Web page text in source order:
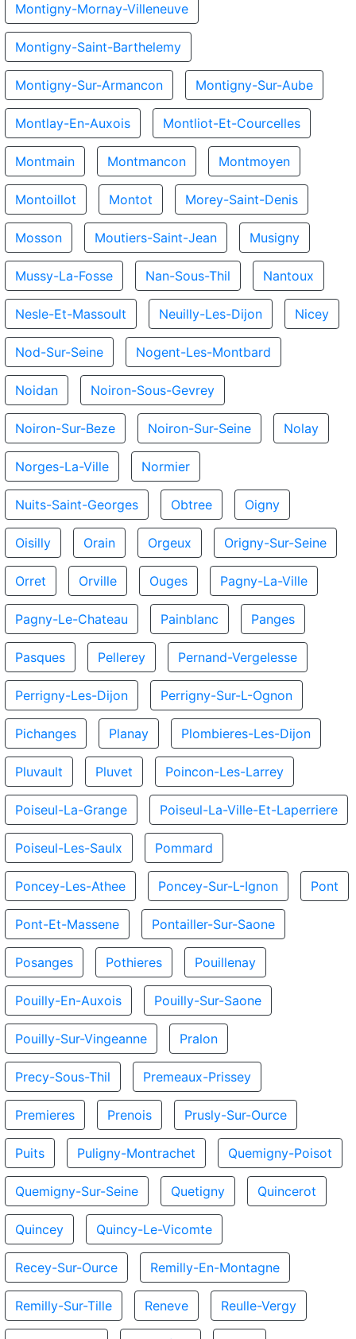
Montigny-Mornay-Villeneuve
Montigny-Saint-Barthelemy
Montigny-Sur-Armancon Montigny-Sur-Aube
Montlay-En-Auxois Montliot-Et-Courcelles
Montmain Montmancon Montmoyen
Montoillot Montot Morey-Saint-Denis
Mosson Moutiers-Saint-Jean Musigny
Mussy-La-Fosse Nan-Sous-Thil Nantoux
Nesle-Et-Massoult Neuilly-Les-Dijon Nicey
Nod-Sur-Seine Nogent-Les-Montbard
Noidan Noiron-Sous-Gevrey
Noiron-Sur-Beze Noiron-Sur-Seine Nolay
Norges-La-Ville Normier
Nuits-Saint-Georges Obtree Oigny
Oisilly Orain Orgeux Origny-Sur-Seine
Orret Orville Ouges Pagny-La-Ville
Pagny-Le-Chateau Painblanc Panges
Pasques Pellerey Pernand-Vergelesse
Perrigny-Les-Dijon Perrigny-Sur-L-Ognon
Pichanges Planay Plombieres-Les-Dijon
Pluvault Pluvet Poincon-Les-Larrey
Poiseul-La-Grange Poiseul-La-Ville-Et-Laperriere
Poiseul-Les-Saulx Pommard
Poncey-Les-Athee Poncey-Sur-L-Ignon Pont
Pont-Et-Massene Pontailler-Sur-Saone
Posanges Pothieres Pouillenay
Pouilly-En-Auxois Pouilly-Sur-Saone
Pouilly-Sur-Vingeanne Pralon
Precy-Sous-Thil Premeaux-Prissey
Premieres Prenois Prusly-Sur-Ource
Puits Puligny-Montrachet Quemigny-Poisot
Quemigny-Sur-Seine Quetigny Quincerot
Quincey Quincy-Le-Vicomte
Recey-Sur-Ource Remilly-En-Montagne
Remilly-Sur-Tille Reneve Reulle-Vergy